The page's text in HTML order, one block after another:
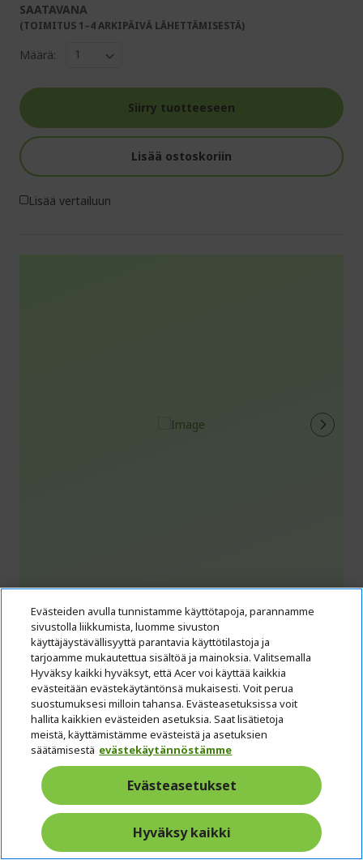
SAATAVANA
(TOIMITUS 1–4 ARKIPÄIVÄ LÄHETTÄMISESTÄ)
Määrä:
Siirry tuotteeseen
Lisää ostoskoriin
Lisää vertailuun
Acer CB2 Näyttö | Vero CB242YP6 | Musta
Viite UM.QB2EE.602
Näyttö: 60,5 cm (23,8") Full HD (1920 x 1080) 144 Hz
HDMI/DP, 75 Hz VGA
Paneeliteknologia: IPS (178°x178°) Adaptive Sync
(DisplayPort VRR)
Inputs: DisplayPort, HDMI, VGA
Evästeiden avulla tunnistamme käyttötapoja, parannamme
sivustolla liikkumista, luomme sivuston
käyttäjäystävällisyyttä parantavia käyttötilastoja ja
tarjoamme mukautettua sisältöä ja mainoksia. Valitsemalla
Hyväksy kaikki hyväksyt, että Acer voi käyttää kaikkia
evästeitään evästekäytäntönsä mukaisesti. Voit perua
suostumuksesi milloin tahansa. Evästeasetuksissa voit
hallita kaikkien evästeiden asetuksia. Saat lisätietoja
meistä, käyttämistämme evästeistä ja asetuksien
säätämisestä evästekäytännöstämme
Evästeasetukset
Hyväksy kaikki